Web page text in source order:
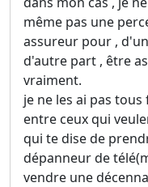
même pas une
assureur pour ,
d'autre part , être
vraiment.
je ne les ai pas
entre ceux qui
qui te dise de
dépanneur de
vendre une